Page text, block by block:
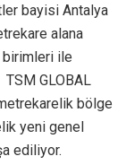
bayisi Antalya
alana
ile
GLOBAL
bölge
yeni genel
ediliyor.